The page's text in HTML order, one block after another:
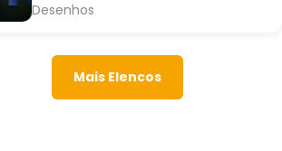
Desenhos
Mais Elencos